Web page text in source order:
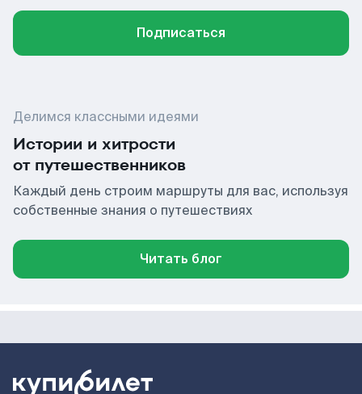
Подписаться
Делимся классными идеями
Истории и хитрости
от путешественников
Каждый день строим маршруты для вас, используя
собственные знания о путешествиях
Читать блог